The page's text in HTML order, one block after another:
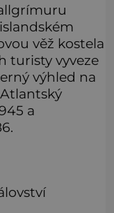
věž kostela
turisty vyveze
výhled na
a